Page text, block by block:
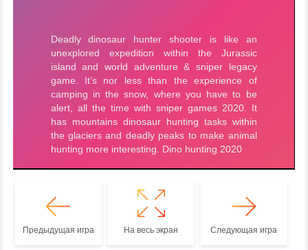
Предыдущая игра На весь экран Следующая игра